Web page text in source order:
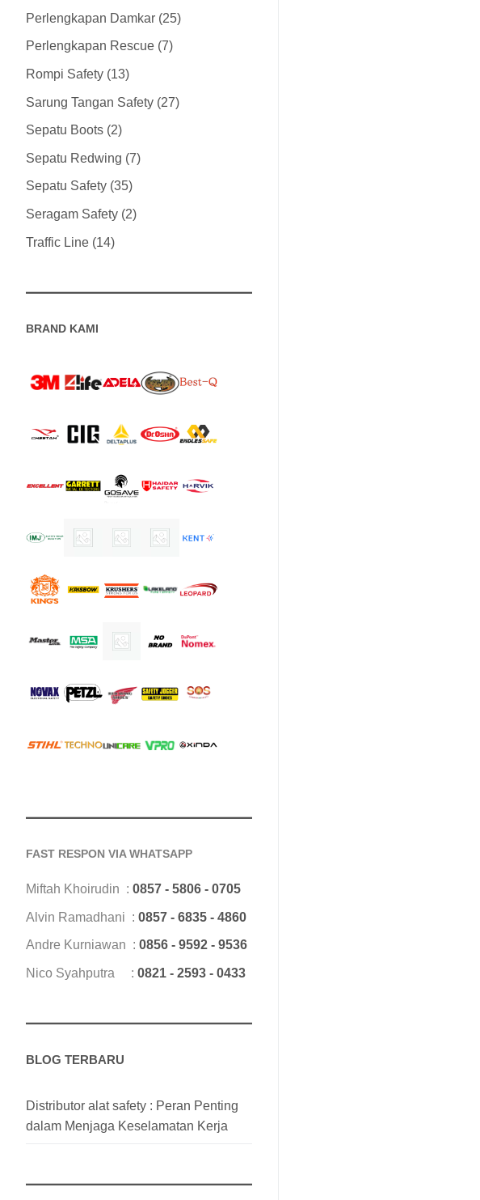
Perlengkapan Damkar 25
Perlengkapan Rescue 7
Rompi Safety 13
Sarung Tangan Safety 27
Sepatu Boots 2
Sepatu Redwing 7
Sepatu Safety 35
Seragam Safety 2
Traffic Line 14
BRAND KAMI
FAST RESPON VIA WHATSAPP
Miftah Khoirudin : 0857 - 5806 - 0705
Alvin Ramadhani : 0857 - 6835 - 4860
Andre Kurniawan : 0856 - 9592 - 9536
Nico Syahputra : 0821 - 2593 - 0433
BLOG TERBARU
Distributor alat safety : Peran Penting
dalam Menjaga Keselamatan Kerja